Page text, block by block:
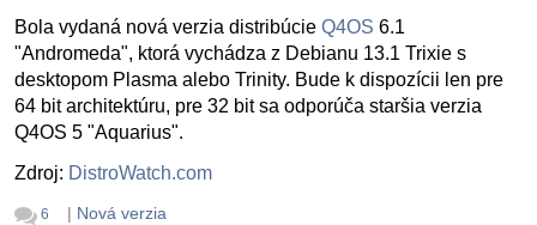
Bola vydaná nová verzia distribúcie Q4OS 6.1
"Andromeda", ktorá vychádza z Debianu 13.1 Trixie s
desktopom Plasma alebo Trinity. Bude k dispozícii len pre
64 bit architektúru, pre 32 bit sa odporúča staršia verzia
Q4OS 5 "Aquarius".
Zdroj: DistroWatch.com
6 | Nová verzia